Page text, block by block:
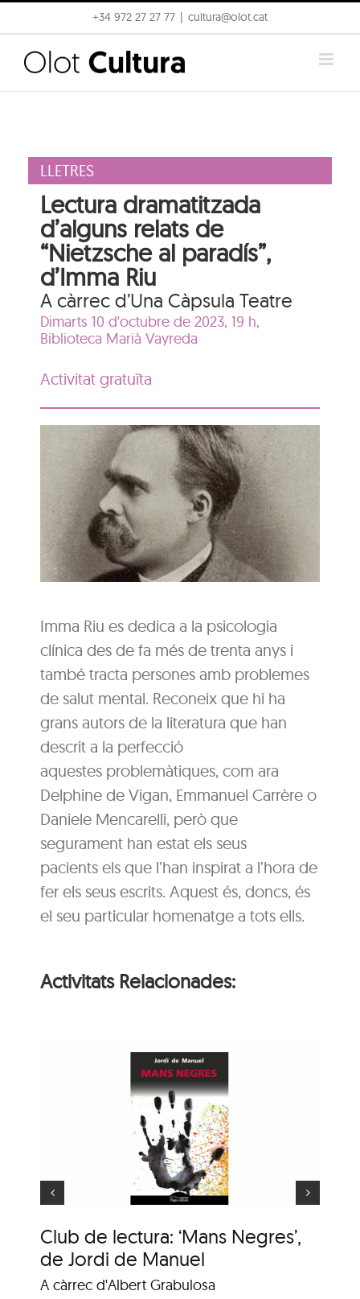
to
content
+34 972 27 27 77 cultura@olot.cat
LLETRES
Lectura dramatitzada
d’alguns relats de
“Nietzsche al paradís”,
d’Imma Riu
A càrrec d’Una Càpsula Teatre
Dimarts 10 d'octubre de 2023, 19 h,
Biblioteca Marià Vayreda
Activitat gratuïta
Imma Riu es dedica a la psicologia
clínica des de fa més de trenta anys i
també tracta persones amb problemes
de salut mental. Reconeix que hi ha
grans autors de la literatura que han
descrit a la perfecció
aquestes problemàtiques, com ara
Delphine de Vigan, Emmanuel Carrère o
Daniele Mencarelli, però que
segurament han estat els seus
pacients els que l’han inspirat a l’hora de
fer els seus escrits. Aquest és, doncs, és
el seu particular homenatge a tots ells.
Activitats Relacionades:
Club de lectura: ‘Mans Negres’,
de Jordi de Manuel
A càrrec d'Albert Grabulosa
Animaler